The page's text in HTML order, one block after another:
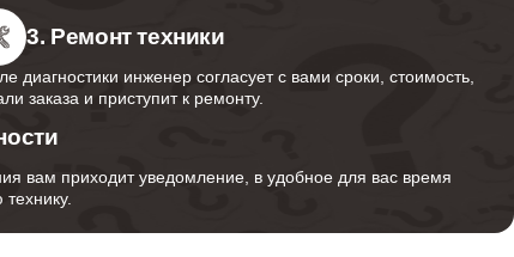
3. Ремонт техники
диагностики инженер согласует с вами сроки, стоимость,
заказа и приступит к ремонту.
вам приходит уведомление, в удобное для вас время